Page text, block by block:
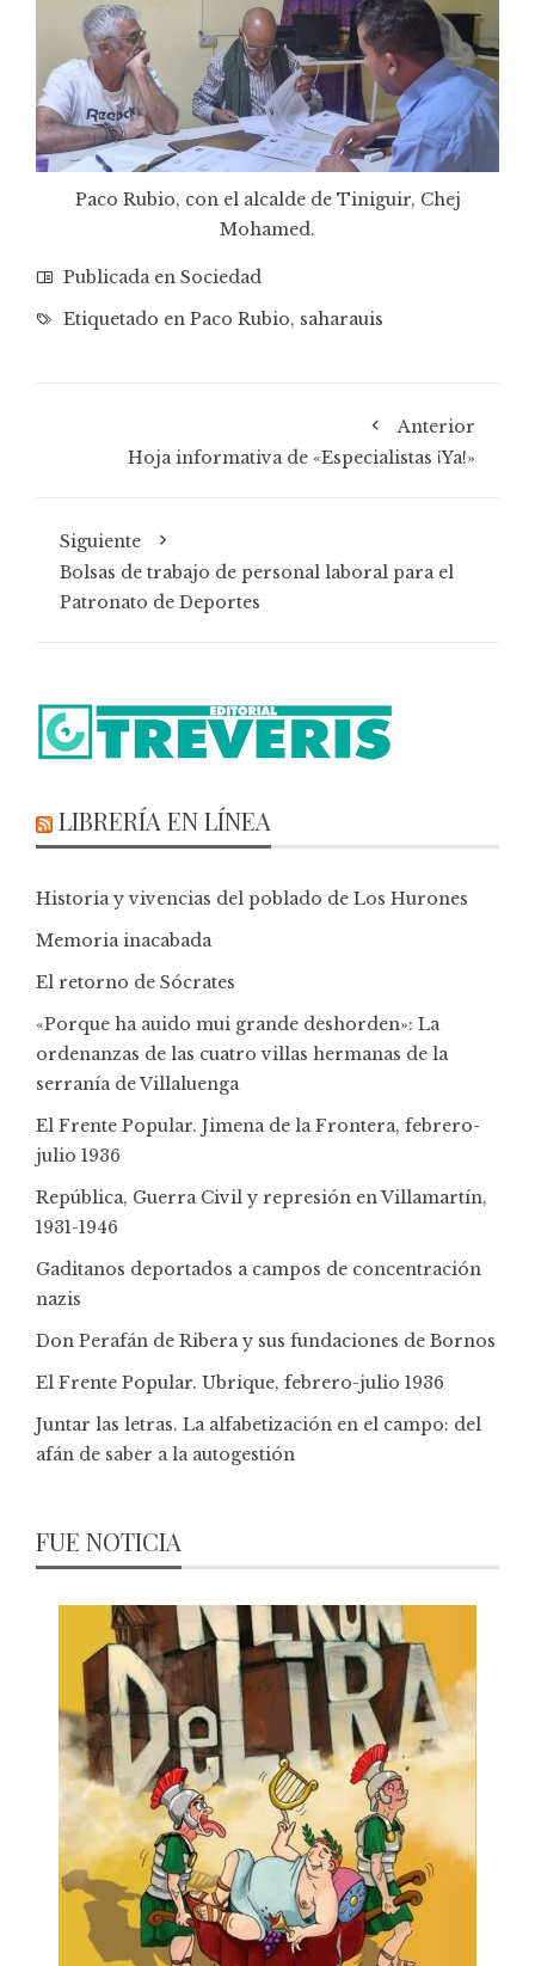
Paco Rubio, con el alcalde de Tiniguir, Chej
Mohamed.
Publicada en Sociedad
Etiquetado en Paco Rubio, saharauis
Anterior
Hoja informativa de «Especialistas ¡Ya!»
Siguiente
Bolsas de trabajo de personal laboral para el
Patronato de Deportes
LIBRERÍA EN LÍNEA
Historia y vivencias del poblado de Los Hurones
Memoria inacabada
El retorno de Sócrates
«Porque ha auido mui grande deshorden»: La
ordenanzas de las cuatro villas hermanas de la
serranía de Villaluenga
El Frente Popular. Jimena de la Frontera, febrero-
julio 1936
República, Guerra Civil y represión en Villamartín,
1931-1946
Gaditanos deportados a campos de concentración
nazis
Don Perafán de Ribera y sus fundaciones de Bornos
El Frente Popular. Ubrique, febrero-julio 1936
Juntar las letras. La alfabetización en el campo: del
afán de saber a la autogestión
FUE NOTICIA